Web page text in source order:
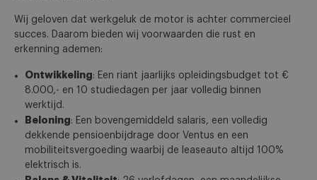
Wij geloven dat werkgeluk de motor is achter commercieel
succes. Daarom bieden wij voorwaarden die rust en
erkenning ademen:
Ontwikkeling: Een riant jaarlijks opleidingsbudget tot €
8.000,- en 10 studiedagen per jaar volledig binnen
werktijd.
Beloning: Een bovengemiddeld salaris, een volledig
dekkende pensioenbijdrage door Ventus en een
mobiliteitsvergoeding waarbij de leaseauto altijd 100%
elektrisch is.